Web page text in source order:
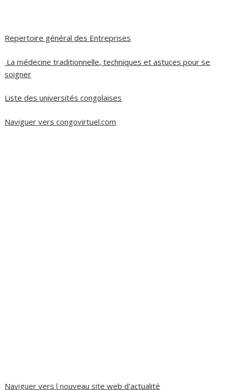
Repertoire général des Entreprises
La médecine traditionnelle, techniques et astuces pour se
soigner
Liste des universités congolaises
Naviguer vers congovirtuel.com
Naviguer vers l nouveau site web d'actualité